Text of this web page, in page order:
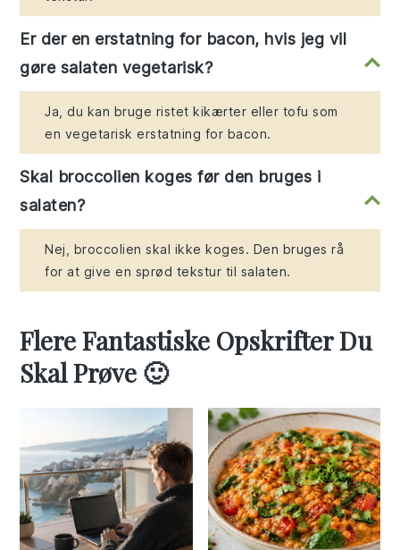
Er der en erstatning for bacon, hvis jeg vil
gøre salaten vegetarisk?
Ja, du kan bruge ristet kikærter eller tofu som
en vegetarisk erstatning for bacon.
Skal broccolien koges før den bruges i
salaten?
Nej, broccolien skal ikke koges. Den bruges rå
for at give en sprød tekstur til salaten.
Flere Fantastiske Opskrifter Du
Skal Prøve 🙂